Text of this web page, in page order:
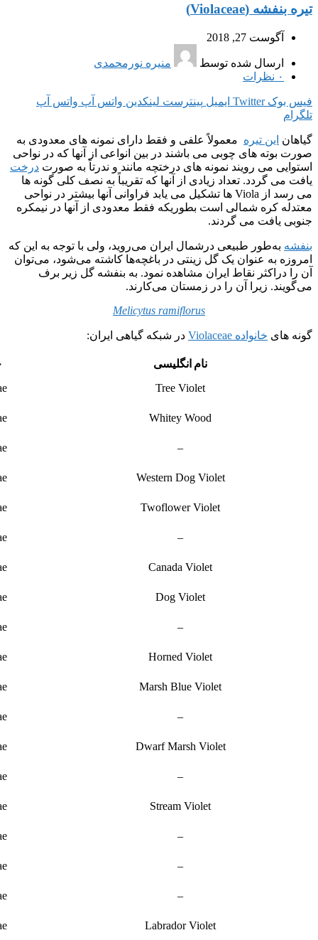
تیره بنفشه (Violaceae)
آگوست 27, 2018
ارسال شده توسط
منیره نورمحمدی
۰ نظرات
فیس بوک Twitter ایمیل پینترست لینکدین واتس آپ واتس آپ
تلگرام
گیاهان این تیره معمولاً علفی و فقط دارای نمونه های معدودی به
صورت بوته های چوبی می باشند در بین انواعی از آنها که در نواحی
استوایی می رویند نمونه های درختچه مانند و ندرتاً به صورت درخت
یافت می گردد. تعداد زیادی از آنها که تقریباً به نصف کلی گونه ها
می رسد از Viola ها تشکیل می یابد فراوانی آنها بیشتر در نواحی
معتدله کره شمالی است بطوریکه فقط معدودی از آنها در نیمکره
جنوبی یافت می گردند.
بنفشه به‌طور طبیعی درشمال ایران می‌روید، ولی با توجه به این که
امروزه به عنوان یک گل زینتی در باغچه‌ها کاشته می‌شود، می‌توان
آن را دراکثر نقاط ایران مشاهده نمود. به بنفشه گل زیر برف
می‌گویند. زیرا آن را در زمستان می‌کارند.
Melicytus ramiflorus
گونه های خانواده Violaceae در شبکه گیاهی ایران:
نام انگلیسی
Tree Violet
Whitey Wood
–
Western Dog Violet
Twoflower Violet
–
Canada Violet
Dog Violet
–
Horned Violet
Marsh Blue Violet
–
Dwarf Marsh Violet
–
Stream Violet
–
–
–
Labrador Violet